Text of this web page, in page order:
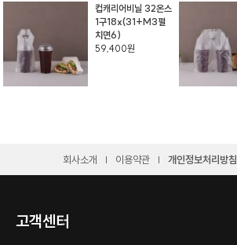
컵캐리어비닐 32온스
1구18x(31+M3펼
치면6)
59,400원
회사소개 이용약관 개인정보처리방침
고객센터